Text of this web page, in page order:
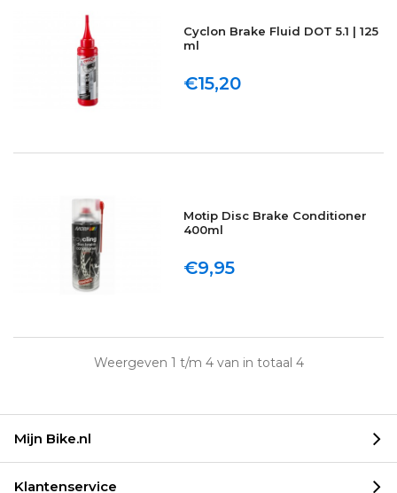
Cyclon Brake Fluid DOT 5.1 | 125
ml
€15,20
Motip Disc Brake Conditioner
400ml
€9,95
Weergeven 1 t/m 4 van in totaal 4
Mijn Bike.nl
Klantenservice